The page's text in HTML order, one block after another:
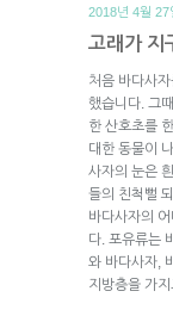
2018년 4월 27
고래가 지
처음 바다사
했습니다. 그
한 산호초를
대한 동물이
사자의 눈은
들의 친척뻘
바다사자의
다. 포유류는
와 바다사자,
지방층을 가